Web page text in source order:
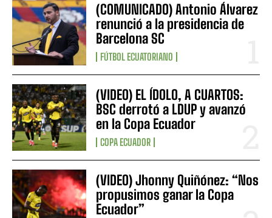
(COMUNICADO) Antonio Álvarez
renunció a la presidencia de
Barcelona SC
FÚTBOL ECUATORIANO
(VIDEO) EL ÍDOLO, A CUARTOS:
BSC derrotó a LDUP y avanzó
en la Copa Ecuador
COPA ECUADOR
(VIDEO) Jhonny Quiñónez: “Nos
propusimos ganar la Copa
Ecuador”